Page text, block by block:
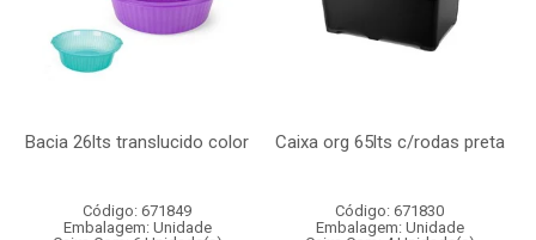
Bacia 26lts translucido color
Código: 671849
Embalagem: Unidade
Caixa org 65lts c/rodas preta
Código: 671830
Embalagem: Unidade